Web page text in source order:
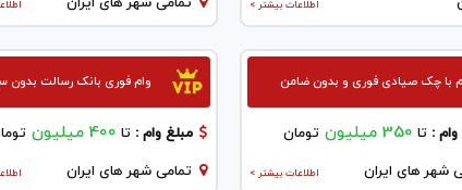
اطلاعات بیشتر >
با چک صیادی فوری و بدون ضامن
: تا 350 میلیون تومان
اطلاعات بیشتر > شهر های ایران
وام فوری بانک رسالت بدون
مبلغ وام :تا 400 میلیون
تمامی شهر های ایران